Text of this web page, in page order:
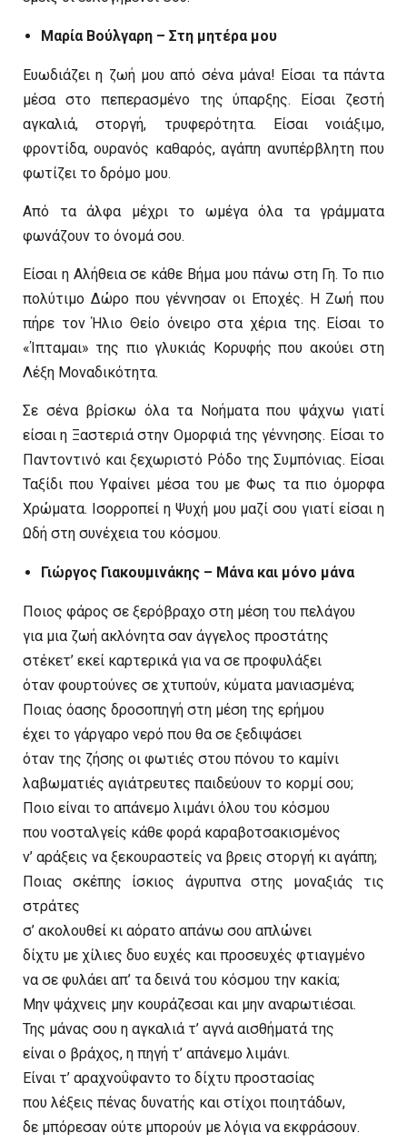
Μαρία Βούλγαρη – Στη μητέρα μου
Ευωδιάζει η ζωή μου από σένα μάνα! Είσαι τα πάντα
μέσα στο πεπερασμένο της ύπαρξης. Είσαι ζεστή
αγκαλιά, στοργή, τρυφερότητα. Είσαι νοιάξιμο,
φροντίδα, ουρανός καθαρός, αγάπη ανυπέρβλητη που
φωτίζει το δρόμο μου.
Από τα άλφα μέχρι το ωμέγα όλα τα γράμματα
φωνάζουν το όνομά σου.
Είσαι η Αλήθεια σε κάθε Βήμα μου πάνω στη Γη. Το πιο
πολύτιμο Δώρο που γέννησαν οι Εποχές. Η Ζωή που
πήρε τον Ήλιο Θείο όνειρο στα χέρια της. Είσαι το
«Ίπταμαι» της πιο γλυκιάς Κορυφής που ακούει στη
Λέξη Μοναδικότητα.
Σε σένα βρίσκω όλα τα Νοήματα που ψάχνω γιατί
είσαι η Ξαστεριά στην Ομορφιά της γέννησης. Είσαι το
Παντοντινό και ξεχωριστό Ρόδο της Συμπόνιας. Είσαι
Ταξίδι που Υφαίνει μέσα του με Φως τα πιο όμορφα
Χρώματα. Ισορροπεί η Ψυχή μου μαζί σου γιατί είσαι η
Ωδή στη συνέχεια του κόσμου.
Γιώργος Γιακουμινάκης – Μάνα και μόνο μάνα
Ποιος φάρος σε ξερόβραχο στη μέση του πελάγου
για μια ζωή ακλόνητα σαν άγγελος προστάτης
στέκετ’ εκεί καρτερικά για να σε προφυλάξει
όταν φουρτούνες σε χτυπούν, κύματα μανιασμένα;
Ποιας όασης δροσοπηγή στη μέση της ερήμου
έχει το γάργαρο νερό που θα σε ξεδιψάσει
όταν της ζήσης οι φωτιές στου πόνου το καμίνι
λαβωματιές αγιάτρευτες παιδεύουν το κορμί σου;
Ποιο είναι το απάνεμο λιμάνι όλου του κόσμου
που νοσταλγείς κάθε φορά καραβοτσακισμένος
ν’ αράξεις να ξεκουραστείς να βρεις στοργή κι αγάπη;
Ποιας σκέπης ίσκιος άγρυπνα στης μοναξιάς τις
στράτες
σ’ ακολουθεί κι αόρατο απάνω σου απλώνει
δίχτυ με χίλιες δυο ευχές και προσευχές φτιαγμένο
να σε φυλάει απ’ τα δεινά του κόσμου την κακία;
Μην ψάχνεις μην κουράζεσαι και μην αναρωτιέσαι.
Της μάνας σου η αγκαλιά τ’ αγνά αισθήματά της
είναι ο βράχος, η πηγή τ’ απάνεμο λιμάνι.
Είναι τ’ αραχνοΰφαντο το δίχτυ προστασίας
που λέξεις πένας δυνατής και στίχοι ποιητάδων,
δε μπόρεσαν ούτε μπορούν με λόγια να εκφράσουν.